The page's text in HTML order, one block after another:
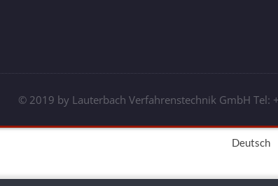
© 2019 by Lauterbach Verfahrenstechnik GmbH Tel:
Deutsch